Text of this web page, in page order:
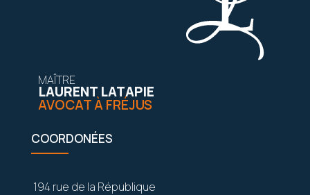
MAÎTRE
LAURENT LATAPIE
AVOCAT À FRÉJUS
COORDONÉES
194 rue de la République